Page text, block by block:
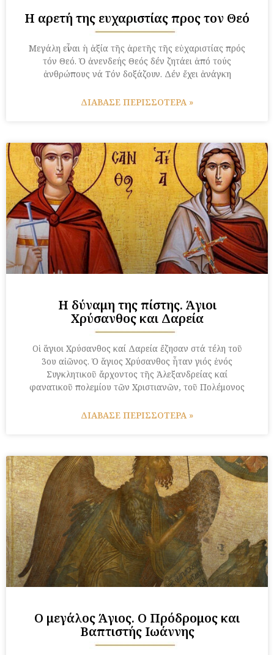
Η αρετή της ευχαριστίας προς τον Θεό
Μεγάλη εἶναι ἡ ἀξία τῆς ἀρετῆς τῆς εὐχαριστίας πρός
τόν Θεό. Ὁ ἀνενδεής Θεός δέν ζητάει ἀπό τούς
ἀνθρώπους νά Τόν δοξάζουν. Δέν ἔχει ἀνάγκη
ΔΙΑΒΑΣΕ ΠΕΡΙΣΣΟΤΕΡΑ »
Η δύναμη της πίστης. Άγιοι
Χρύσανθος και Δαρεία
Οἱ ἅγιοι Χρύσανθος καί Δαρεία ἔζησαν στά τέλη τοῦ
3ου αἰῶνος. Ὁ ἅγιος Χρύσανθος ἦταν γιός ἑνός
Συγκλητικοῦ ἄρχοντος τῆς Ἀλεξανδρείας καί
φανατικοῦ πολεμίου τῶν Χριστιανῶν, τοῦ Πολέμονος
ΔΙΑΒΑΣΕ ΠΕΡΙΣΣΟΤΕΡΑ »
Ο μεγάλος Άγιος. Ο Πρόδρομος και
Βαπτιστής Ιωάννης